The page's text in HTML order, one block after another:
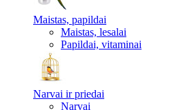
Maistas, papildai
Maistas, lesalai
Papildai, vitaminai
Narvai ir priedai
Narvai